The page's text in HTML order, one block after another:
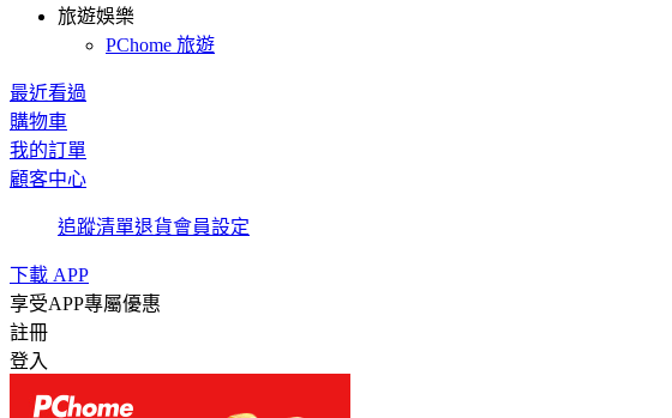
旅遊娛樂
PChome 旅遊
最近看過
購物車
我的訂單
顧客中心
追蹤清單退貨會員設定
下載 APP
享受APP專屬優惠
註冊
登入